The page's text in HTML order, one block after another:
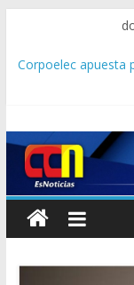
Corpoelec apuesta
Jefe del Comando
Detuvieron a dos
taxi
Lo que se sabe
detenidos en las